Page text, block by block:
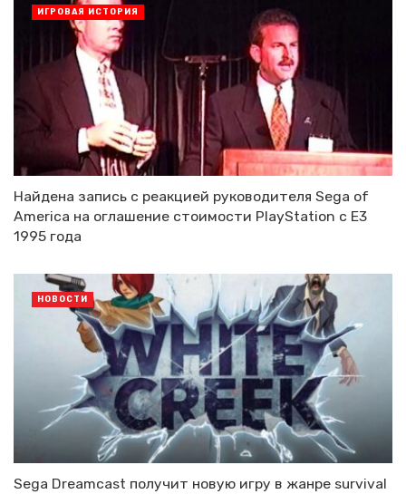
Найдена запись с реакцией руководителя Sega of
America на оглашение стоимости PlayStation с E3
1995 года
ИГРОВАЯ ИСТОРИЯ
Sega Dreamcast получит новую игру в жанре survival
НОВОСТИ